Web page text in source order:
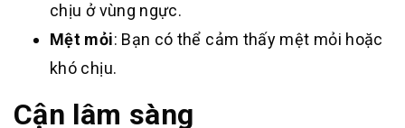
chịu ở vùng ngực.
Mệt mỏi: Bạn có thể cảm thấy mệt mỏi hoặc
khó chịu.
Cận lâm sàng